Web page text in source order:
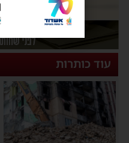
עוד כותרות